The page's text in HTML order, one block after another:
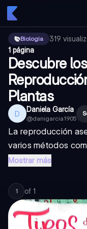
Biologia 319
1 página
Descubre
Plantas
D Daniela García
@danigarcia1905
La reproducción
varios métodos
Mostrar más
1 of 1